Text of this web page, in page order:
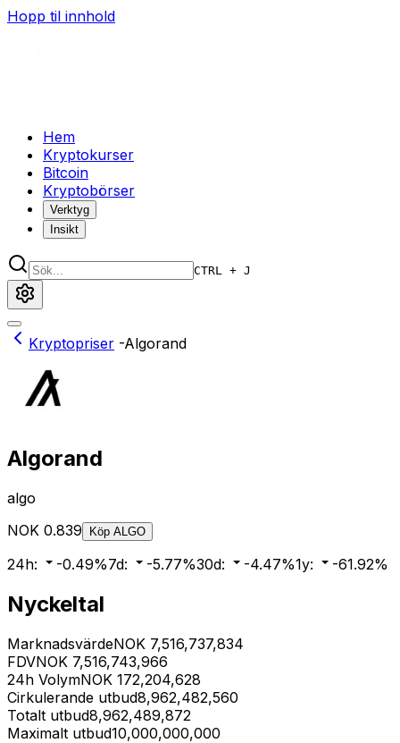
Hopp til innhold
Hem
Kryptokurser
Bitcoin
Kryptobörser
Verktyg
Insikt
CTRL + J
Kryptopriser -Algorand
Algorand
algo
NOK 0.839 Köp ALGO
24h: -0.49%7d: -5.77%30d: -4.47%1y: -61.92%
Nyckeltal
MarknadsvärdeNOK 7,516,737,834
FDVNOK 7,516,743,966
24h VolymNOK 172,204,628
Cirkulerande utbud8,962,482,560
Totalt utbud8,962,489,872
Maximalt utbud10,000,000,000